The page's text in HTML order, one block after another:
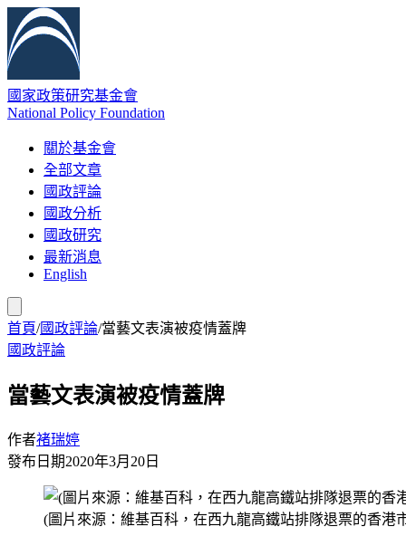
國家政策研究基金會
National Policy Foundation
關於基金會
全部文章
國政評論
國政分析
國政研究
最新消息
English
首頁/國政評論/當藝文表演被疫情蓋牌
國政評論
當藝文表演被疫情蓋牌
作者褚瑞婷
發布日期2020年3月20日
(圖片來源：維基百科，在西九龍高鐵站排隊退票的香港